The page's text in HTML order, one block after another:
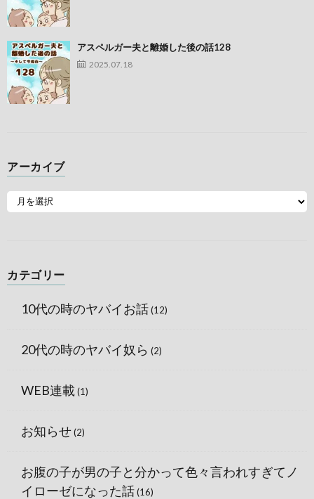
アスペルガー夫と離婚した後の話128
2025.07.18
アーカイブ
カテゴリー
10代の時のヤバイお話(12)
20代の時のヤバイ奴ら (2)
WEB連載 (1)
お知らせ(2)
お腹の子が男の子と分かって色々言われすぎてノ
イローゼになった話(16)